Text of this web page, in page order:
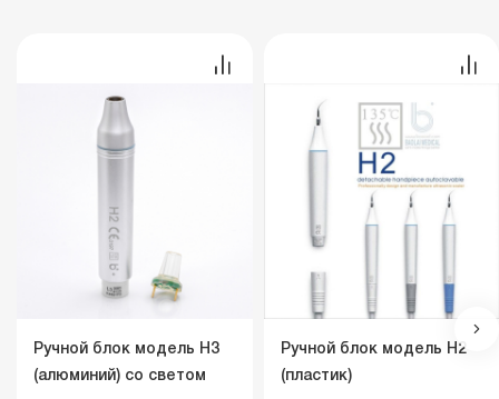
Ручной блок модель H3
(алюминий) со светом
Ручной блок модель H2
(пластик)